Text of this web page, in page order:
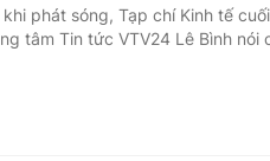
phát sóng, Tạp chí Kinh tế
tâm Tin tức VTV24 Lê Bình nói